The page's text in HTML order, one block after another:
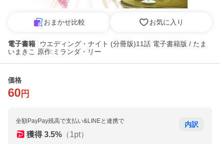
おまかせ比較 お気に入り
電子書籍
ウエディング・ナイト (分冊版)11話 電子書籍版 / たま
いまきこ 原作:ミランダ・リー
価格
60 円
全額PayPay残高で支払い&LINEと連携で
獲得 3.5% （1pt）
内訳